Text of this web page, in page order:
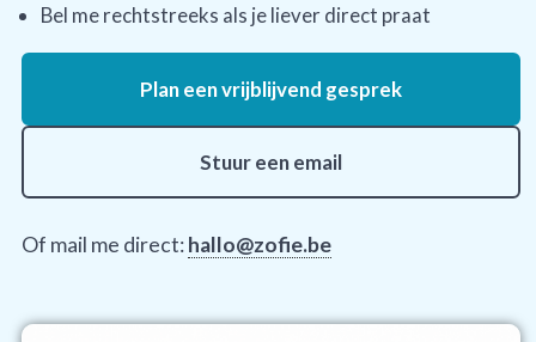
Bel me rechtstreeks als je liever direct praat
Plan een vrijblijvend gesprek
Stuur een email
Of mail me direct:hallo@zofie.be